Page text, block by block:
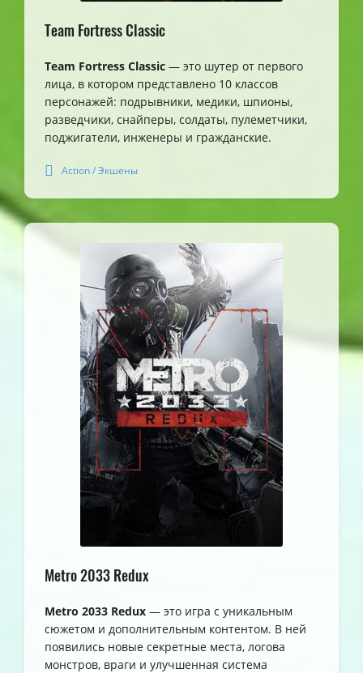
Team Fortress Classic
Team Fortress Classic — это шутер от первого
лица, в котором представлено 10 классов
персонажей: подрывники, медики, шпионы,
разведчики, снайперы, солдаты, пулеметчики,
поджигатели, инженеры и гражданские.
Action / Экшены
Metro 2033 Redux
Metro 2033 Redux — это игра с уникальным
сюжетом и дополнительным контентом. В ней
появились новые секретные места, логова
монстров, враги и улучшенная система